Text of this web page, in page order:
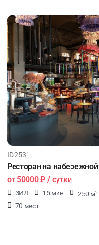
ID 2531
Ресторан на набережной
от 50000 ₽ / сутки
ЗИЛ 15 мин 250 м2
70 мест